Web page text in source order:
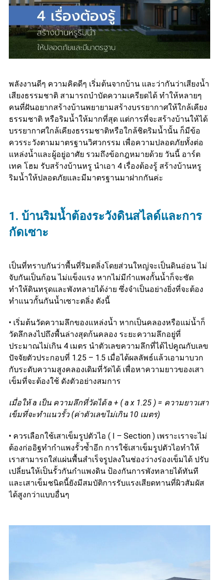
พลังงานดีๆ ความคิดดีๆ เริ่มต้นจากบ้าน และว่ากันว่าเสียงน้ำ
เสียงธรรมชาติ สามารถบำบัดความเครียดได้ ทำให้หลายๆ
คนที่ฝันอยากสร้างบ้านพยายามสร้างบรรยากาศให้ใกล้เคียง
ธรรมชาติ หรือริมน้ำให้มากที่สุด แต่การที่จะสร้างบ้านให้ได้
บรรยากาศใกล้เคียงธรรมชาติหรือใกล้ชิดริมน้ำนั้น ก็มีข้อ
ควรระวังตามมาตรฐานวิศวกรรม เพื่อความปลอดภัยทั้งต่อ
แหล่งน้ำและผู้อยู่อาศัย รวมถึงข้อกฎหมายด้วย วันนี้ อาร์ต
เทค โฮม รับสร้างบ้านหรู นำเอา 4 เรื่องต้องรู้ สร้างบ้านหรู
ริมน้ำให้ปลอดภัยและมีมาตรฐานมาฝากกันค่ะ
1. บ้านริมน้ำต้องระวังดินสไลด์และการ
กัดเซาะ
เป็นที่ทราบกันว่าพื้นที่ริมตลิ่งโดยส่วนใหญ่จะเป็นดินอ่อน ไม่
จับกันเป็นก้อน ไม่แข็งแรง หากไม่มีกำแพงกั้นน้ำก็จะซัด
ทำให้ดินทรุดและพังทลายได้ง่าย ซึ่งจำเป็นอย่างยิ่งที่จะต้อง
ทำแนวกั้นกันน้ำเซาะตลิ่ง ดังนี้
• เริ่มต้นวัดความลึกของแหล่งน้ำ หากเป็นคลองหรือแม่น้ำก็
วัดลึกลงไปถึงพื้นล่างสุดก้นคลอง ระยะความลึกอยู่ที่
ประมาณไม่เกิน 4 เมตร นำตัวเลขความลึกที่ได้ไปคูณกับเลข
ปัจจัยตัวประกอบที่ 1.25 – 1.5 เมื่อได้ผลลัพธ์แล้วเอามาบวก
กับระดับความสูงคลองเดิมที่วัดได้ เพื่อหาความยาวของเสา
เข็มที่จะต้องใช้ ดังตัวอย่างสมการ
เมื่อให้ a เป็น ความลึกที่วัดได้ a + ( a x 1.25 ) = ความยาวเสา
เข็มที่จะทำแนวรั้ว (ค่าตัวเลขไม่เกิน 10 เมตร)
• ควรเลือกใช้เสาเข็มรูปตัวไอ ( I – Section ) เพราะเราจะไม่
ต้องก่ออิฐทำกำแพงรั้วซ้ำอีก การใช้เสาเข็มรูปตัวไอทำให้
เราสามารถใส่แผ่นพื้นสำเร็จรูปลงในช่องว่างร่องเข็มได้ ปรับ
เปลี่ยนให้เป็นรั้วกันกำแพงดิน ป้องกันการพังทลายได้ทันที
และเสาเข็มชนิดนี้ยังมีสมบัติการรับแรงเสียดทานที่ผิวสัมผัส
ได้สูงกว่าแบบอื่นๆ